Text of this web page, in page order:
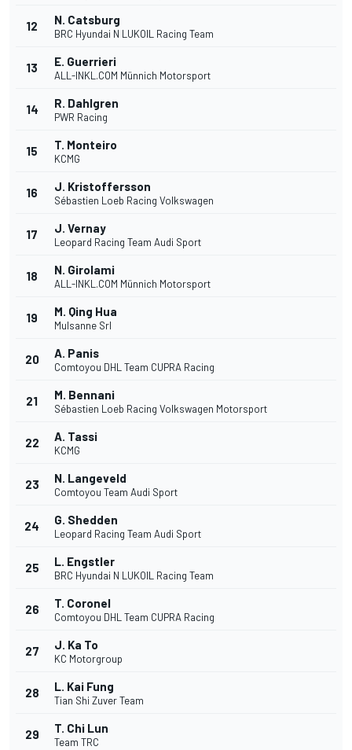
12 N. Catsburg
BRC Hyundai N LUKOIL Racing Team
13 E. Guerrieri
ALL-INKL.COM Münnich Motorsport
14 R. Dahlgren
PWR Racing
15 T. Monteiro
KCMG
16 J. Kristoffersson
Sébastien Loeb Racing Volkswagen
17 J. Vernay
Leopard Racing Team Audi Sport
18 N. Girolami
ALL-INKL.COM Münnich Motorsport
19 M. Qing Hua
Mulsanne Srl
20 A. Panis
Comtoyou DHL Team CUPRA Racing
21 M. Bennani
Sébastien Loeb Racing Volkswagen Motorsport
22 A. Tassi
KCMG
23 N. Langeveld
Comtoyou Team Audi Sport
24 G. Shedden
Leopard Racing Team Audi Sport
25 L. Engstler
BRC Hyundai N LUKOIL Racing Team
26 T. Coronel
Comtoyou DHL Team CUPRA Racing
27 J. Ka To
KC Motorgroup
28 L. Kai Fung
Tian Shi Zuver Team
29 T. Chi Lun
Team TRC